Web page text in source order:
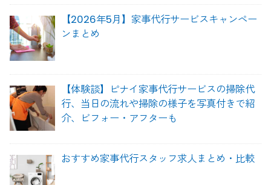
【2026年5月】家事代行サービスキャンペー
ンまとめ
【体験談】ピナイ家事代行サービスの掃除代
行、当日の流れや掃除の様子を写真付きで紹
介、ビフォー・アフターも
おすすめ家事代行スタッフ求人まとめ・比較